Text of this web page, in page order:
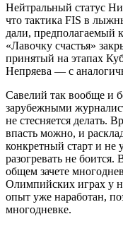
Нейтральный статус
что тактика FIS в
дали, предполагаемый
«Лавочку счастья»
принятый на этапах
Непряева — с
Савелий так вообще и
зарубежными
не стесняется делать.
впасть можно, и
конкретный старт и не
разогревать не боится.
общем зачете
Олимпийских играх у
опыт уже наработан,
многодневке.